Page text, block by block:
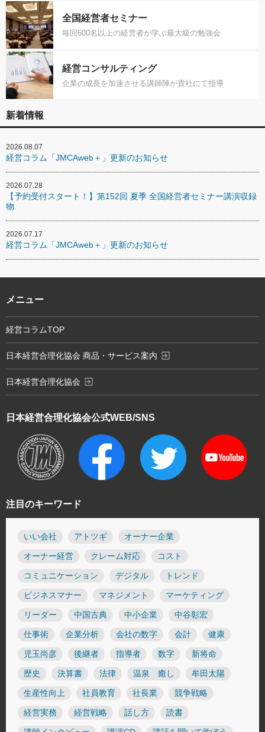
全国経営者セミナー
毎回600名以上の経営者が学ぶ最大級の勉強会
経営コンサルティング
企業の成長を加速させる講師陣が貴社にて指導
新着情報
2026.08.07
経営コラム「JMCAweb＋」更新のお知らせ
2026.07.28
【予約受付スタート！】第152回 夏季 全国経営者セミナー講演収録
物
2026.07.17
経営コラム「JMCAweb＋」更新のお知らせ
注目のキーワード
いい会社 アトツギ オーナー企業
オーナー経営 クレーム対応 コスト
コミュニケーション デジタル トレンド
ビジネスマナー マネジメント マーケティング
リーダー 中国古典 中小企業 中谷彰宏
仕事術 企業分析 会社の数字 会計 健康
児玉尚彦 後継者 指導者 数字 新将命
歴史 決算書 法律 温泉 癒し 牟田太陽
生産性向上 社員教育 社長業 競争戦略
経営実務 経営戦略 話し方 読書
日本経営合理化協会公式WEB/SNS
メニュー
経営コラムTOP
日本経営合理化協会 商品・サービス案内 exit_to_app
日本経営合理化協会 exit_to_app